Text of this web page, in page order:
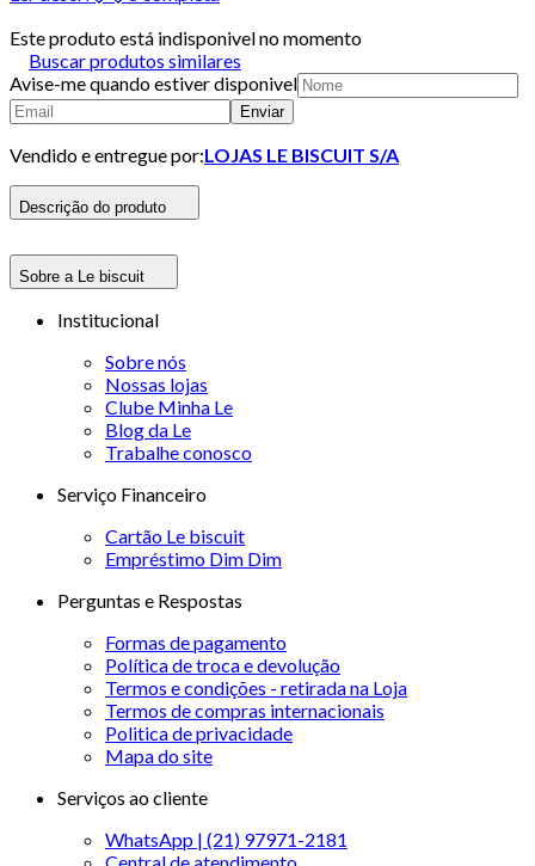
Este produto está indisponivel no momento
Buscar produtos similares
Avise-me quando estiver disponivel
Enviar
Vendido e entregue por:LOJAS LE BISCUIT S/A
Descrição do produto
Sobre a Le biscuit
Institucional
Sobre nós
Nossas lojas
Clube Minha Le
Blog da Le
Trabalhe conosco
Serviço Financeiro
Cartão Le biscuit
Empréstimo Dim Dim
Perguntas e Respostas
Formas de pagamento
Política de troca e devolução
Termos e condições - retirada na Loja
Termos de compras internacionais
Politica de privacidade
Mapa do site
Serviços ao cliente
WhatsApp | (21) 97971-2181